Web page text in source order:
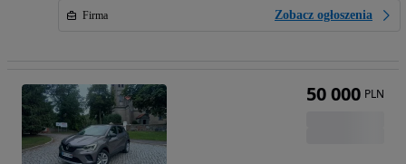
Firma Zobacz ogłoszenia
50 000 PLN